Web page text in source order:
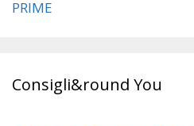
PRIME
Consigli&round You